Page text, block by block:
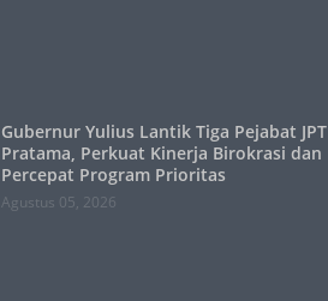
Gubernur Yulius Lantik Tiga Pejabat JPT
Pratama, Perkuat Kinerja Birokrasi dan
Percepat Program Prioritas
Agustus 05, 2026